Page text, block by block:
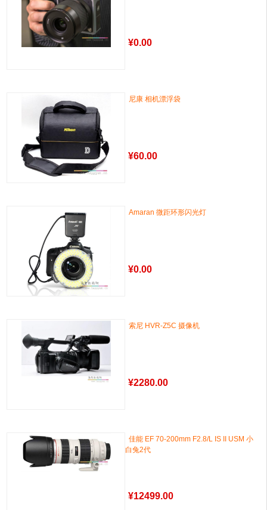
¥0.00
尼康 相机漂浮袋
¥60.00
Amaran 微距环形闪光灯
¥0.00
索尼 HVR-Z5C 摄像机
¥2280.00
佳能 EF 70-200mm F2.8/L IS II USM 小
白兔2代
¥12499.00